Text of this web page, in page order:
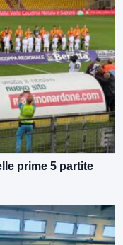
prime 5 partite